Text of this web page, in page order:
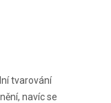
tvarování
navíc se